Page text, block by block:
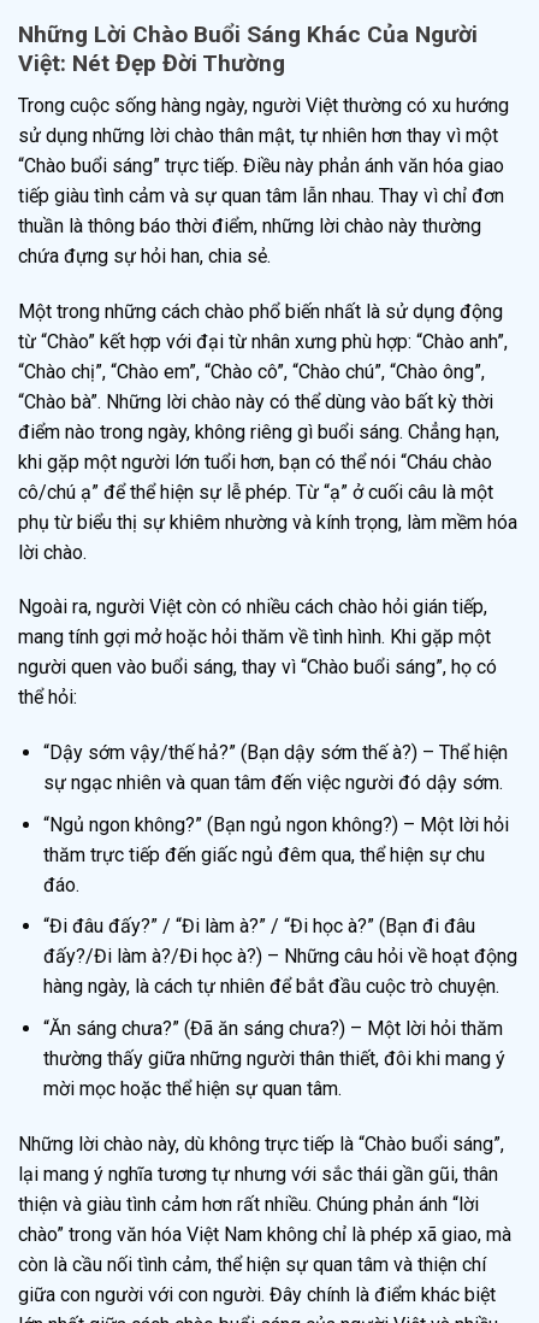
Những Lời Chào Buổi Sáng Khác Của Người
Việt: Nét Đẹp Đời Thường
Trong cuộc sống hàng ngày, người Việt thường có xu hướng
sử dụng những lời chào thân mật, tự nhiên hơn thay vì một
“Chào buổi sáng” trực tiếp. Điều này phản ánh văn hóa giao
tiếp giàu tình cảm và sự quan tâm lẫn nhau. Thay vì chỉ đơn
thuần là thông báo thời điểm, những lời chào này thường
chứa đựng sự hỏi han, chia sẻ.
Một trong những cách chào phổ biến nhất là sử dụng động
từ “Chào” kết hợp với đại từ nhân xưng phù hợp: “Chào anh”,
“Chào chị”, “Chào em”, “Chào cô”, “Chào chú”, “Chào ông”,
“Chào bà”. Những lời chào này có thể dùng vào bất kỳ thời
điểm nào trong ngày, không riêng gì buổi sáng. Chẳng hạn,
khi gặp một người lớn tuổi hơn, bạn có thể nói “Cháu chào
cô/chú ạ” để thể hiện sự lễ phép. Từ “ạ” ở cuối câu là một
phụ từ biểu thị sự khiêm nhường và kính trọng, làm mềm hóa
lời chào.
Ngoài ra, người Việt còn có nhiều cách chào hỏi gián tiếp,
mang tính gợi mở hoặc hỏi thăm về tình hình. Khi gặp một
người quen vào buổi sáng, thay vì “Chào buổi sáng”, họ có
thể hỏi:
“Dậy sớm vậy/thế hả?” (Bạn dậy sớm thế à?) – Thể hiện
sự ngạc nhiên và quan tâm đến việc người đó dậy sớm.
“Ngủ ngon không?” (Bạn ngủ ngon không?) – Một lời hỏi
thăm trực tiếp đến giấc ngủ đêm qua, thể hiện sự chu
đáo.
“Đi đâu đấy?” / “Đi làm à?” / “Đi học à?” (Bạn đi đâu
đấy?/Đi làm à?/Đi học à?) – Những câu hỏi về hoạt động
hàng ngày, là cách tự nhiên để bắt đầu cuộc trò chuyện.
“Ăn sáng chưa?” (Đã ăn sáng chưa?) – Một lời hỏi thăm
thường thấy giữa những người thân thiết, đôi khi mang ý
mời mọc hoặc thể hiện sự quan tâm.
Những lời chào này, dù không trực tiếp là “Chào buổi sáng”,
lại mang ý nghĩa tương tự nhưng với sắc thái gần gũi, thân
thiện và giàu tình cảm hơn rất nhiều. Chúng phản ánh “lời
chào” trong văn hóa Việt Nam không chỉ là phép xã giao, mà
còn là cầu nối tình cảm, thể hiện sự quan tâm và thiện chí
giữa con người với con người. Đây chính là điểm khác biệt